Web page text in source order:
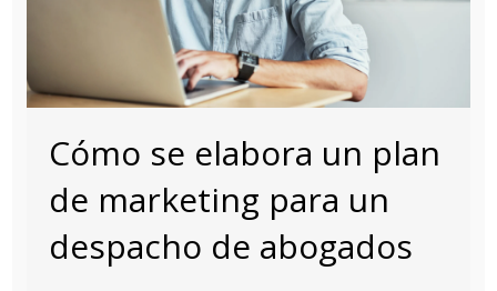
Cómo se elabora un plan
de marketing para un
despacho de abogados